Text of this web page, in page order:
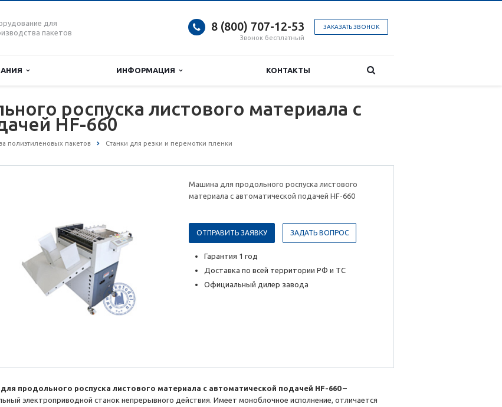
для
пакетов
ЗАКАЗАТЬ ЗВОНОК
8 (800) 707-12-53
Звонок бесплатный
ИНФОРМАЦИЯ КОНТАКТЫ
роспуска листового материала с
HF-660
полиэтиленовых пакетов Станки для резки и перемотки пленки
Машина для продольного роспуска листового
материала с автоматической подачей HF-660
ОТПРАВИТЬ ЗАЯВКУ ЗАДАТЬ ВОПРОС
Гарантия 1 год
Доставка по всей территории РФ и ТС
Официальный дилер завода
продольного роспуска листового материала с автоматической подачей HF-660–
электроприводной станок непрерывного действия. Имеет моноблочное исполнение, отличается